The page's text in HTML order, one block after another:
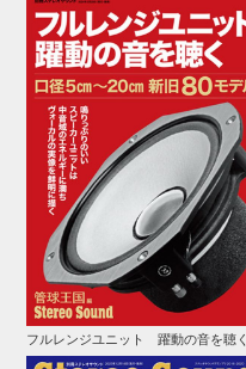
フルレンジユニット 躍動の音を聴く